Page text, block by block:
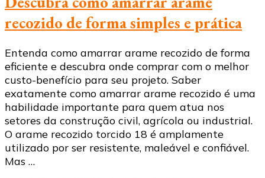
recozido de forma simples e prática
Entenda como amarrar arame recozido de forma
eficiente e descubra onde comprar com o melhor
custo-benefício para seu projeto. Saber
exatamente como amarrar arame recozido é uma
habilidade importante para quem atua nos
setores da construção civil, agrícola ou industrial.
O arame recozido torcido 18 é amplamente
utilizado por ser resistente, maleável e confiável.
Mas …